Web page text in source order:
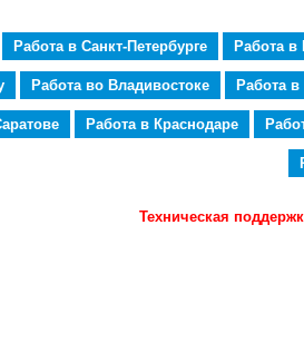
Работа в Санкт-Петербурге Работа в
Работа во Владивостоке Работа в
Работа в Краснодаре
Техническая